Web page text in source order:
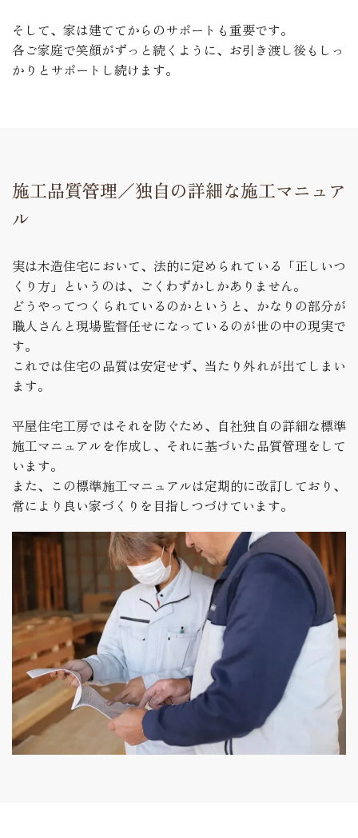
そして、家は建ててからのサポートも重要です。
各ご家庭で笑顔がずっと続くように、お引き渡し後もしっ
かりとサポートし続けます。
施工品質管理／独自の詳細な施工マニュア
ル
実は木造住宅において、法的に定められている「正しいつ
くり方」というのは、ごくわずかしかありません。
どうやってつくられているのかというと、かなりの部分が
職人さんと現場監督任せになっているのが世の中の現実で
す。
これでは住宅の品質は安定せず、当たり外れが出てしまい
ます。
平屋住宅工房ではそれを防ぐため、自社独自の詳細な標準
施工マニュアルを作成し、それに基づいた品質管理をして
います。
また、この標準施工マニュアルは定期的に改訂しており、
常により良い家づくりを目指しつづけています。